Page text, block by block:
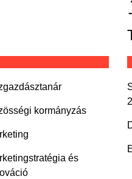
kormányzás
és